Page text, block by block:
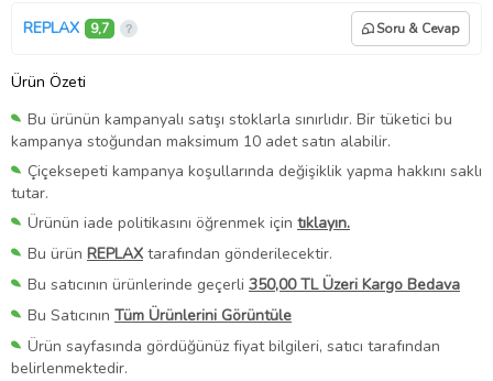
REPLAX 9,7 Soru & Cevap
Ürün Özeti
Bu ürünün kampanyalı satışı stoklarla sınırlıdır. Bir tüketici bu
kampanya stoğundan maksimum 10 adet satın alabilir.
Çiçeksepeti kampanya koşullarında değişiklik yapma hakkını saklı
tutar.
Ürünün iade politikasını öğrenmek için tıklayın.
Bu ürün REPLAX tarafından gönderilecektir.
Bu satıcının ürünlerinde geçerli 350,00 TL Üzeri Kargo Bedava
Bu Satıcının Tüm Ürünlerini Görüntüle
Ürün sayfasında gördüğünüz fiyat bilgileri, satıcı tarafından
belirlenmektedir.